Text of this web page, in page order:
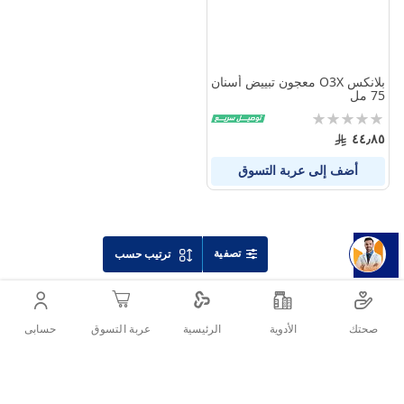
ترتيب حسب
بلانكس O3X معجون تبييض أسنان
75 مل
Rating:
0%
٤٤٫٨٥
أضف إلى عربة التسوق
تصفية
صحتك الأدوية الرئيسية عربة التسوق حسابى